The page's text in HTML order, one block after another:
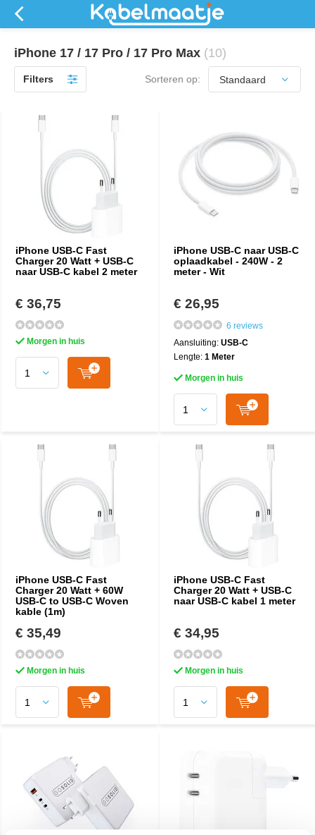
iPhone 17 / 17 Pro / 17 Pro Max (10)
Filters Sorteren op:
iPhone USB-C Fast
Charger 20 Watt + USB-C
naar USB-C kabel 2 meter
€ 36,75
Morgen in huis
iPhone USB-C naar USB-C
oplaadkabel - 240W - 2
meter - Wit
€ 26,95
6 reviews
Aansluiting: USB-C
Lengte: 1 Meter
Morgen in huis
iPhone USB-C Fast
Charger 20 Watt + 60W
USB-C to USB-C Woven
kable (1m)
€ 35,49
Morgen in huis
iPhone USB-C Fast
Charger 20 Watt + USB-C
naar USB-C kabel 1 meter
€ 34,95
Morgen in huis